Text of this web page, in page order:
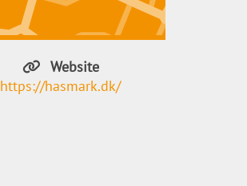
Website
https://hasmark.dk/